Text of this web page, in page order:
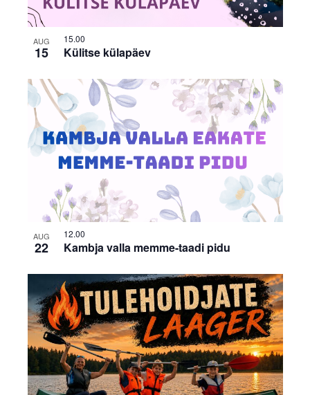
AUG
15 Külitse külapäev
15.00
AUG
22 Kambja valla memme-taadi pidu
12.00